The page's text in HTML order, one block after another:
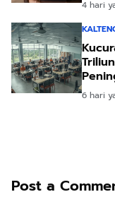
4 hari
6 hari
Post a